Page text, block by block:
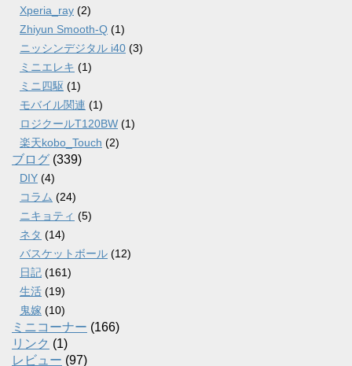
Xperia_ray (2)
Zhiyun Smooth-Q (1)
ニッシンデジタル i40 (3)
ミニエレキ (1)
ミニ四駆 (1)
モバイル関連 (1)
ロジクールT120BW (1)
楽天kobo_Touch (2)
ブログ (339)
DIY (4)
コラム (24)
ニキョティ (5)
ネタ (14)
バスケットボール (12)
日記 (161)
生活 (19)
鬼嫁 (10)
ミニコーナー (166)
リンク (1)
レビュー (97)